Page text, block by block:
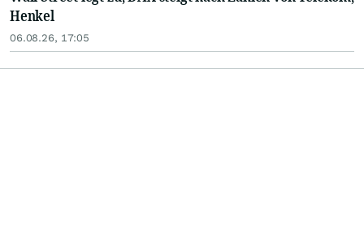
Henkel
06.08.26, 17:05